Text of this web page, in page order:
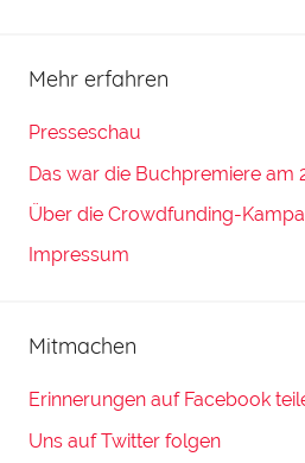
Mehr erfahren
Presseschau
Das war die Buchpremiere am
Über die Crowdfunding-
Impressum
Mitmachen
Erinnerungen auf Facebook
Uns auf Twitter folgen